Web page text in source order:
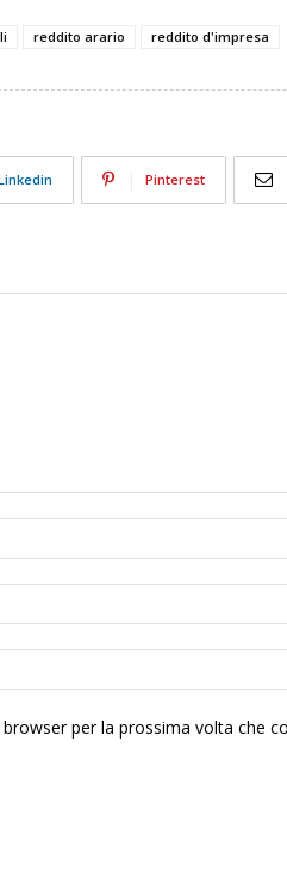
reddito arario reddito d'impresa
Pinterest
per la prossima volta che